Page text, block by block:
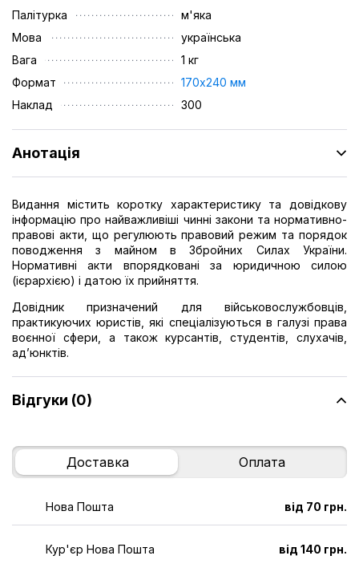
Палітурка
м'яка
Мова
українська
Вага
1 кг
Формат
170х240 мм
Наклад
300
Анотація
Видання містить коротку характеристику та довідкову
інформацію про найважливіші чинні закони та нормативно-
правові акти, що регулюють правовий режим та порядок
поводження з майном в Збройних Силах України.
Нормативні акти впорядковані за юридичною силою
(ієрархією) і датою їх прийняття.
Довідник призначений для військовослужбовців,
практикуючих юристів, які спеціалізуються в галузі права
воєнної сфери, а також курсантів, студентів, слухачів,
ад’юнктів.
Відгуки (0)
Доставка Оплата
Нова Пошта від 70 грн.
Кур'єр Нова Пошта від 140 грн.